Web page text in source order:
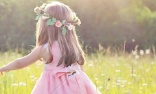
wordt aangemoedigd om buiten je
te hebben met anderen. Mooi vind
christelijke vrouwen, waarin
rommelige, dagelijks leven sam...